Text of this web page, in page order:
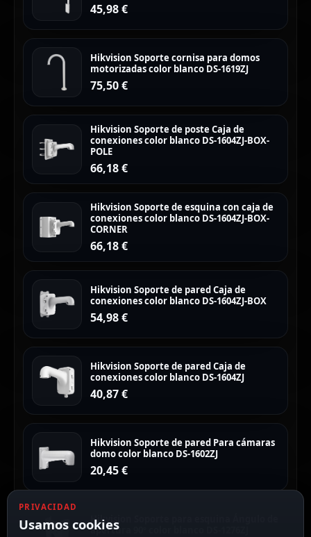
45,98€
Hikvision Soporte cornisa para domos
motorizadas color blanco DS-1619ZJ
75,50€
Hikvision Soporte de poste Caja de
conexiones color blanco DS-1604ZJ-BOX-
POLE
66,18€
Hikvision Soporte de esquina con caja de
conexiones color blanco DS-1604ZJ-BOX-
CORNER
66,18€
Hikvision Soporte de pared Caja de
conexiones color blanco DS-1604ZJ-BOX
54,98€
Hikvision Soporte de pared Caja de
conexiones color blanco DS-1604ZJ
40,87€
Hikvision Soporte de pared Para cámaras
domo color blanco DS-1602ZJ
20,45€
Hikvision Soporte para esquina Ángulo de
apertura 90º color blanco DS-1276ZJ
PRIVACIDAD
Usamos cookies